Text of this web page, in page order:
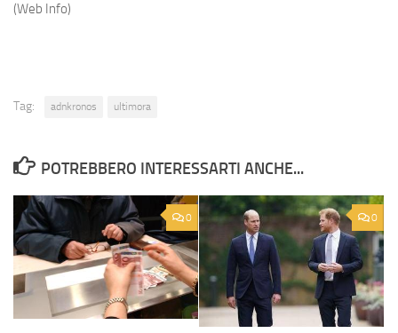
(Web Info)
Tag: adnkronos ultimora
POTREBBERO INTERESSARTI ANCHE...
0 0